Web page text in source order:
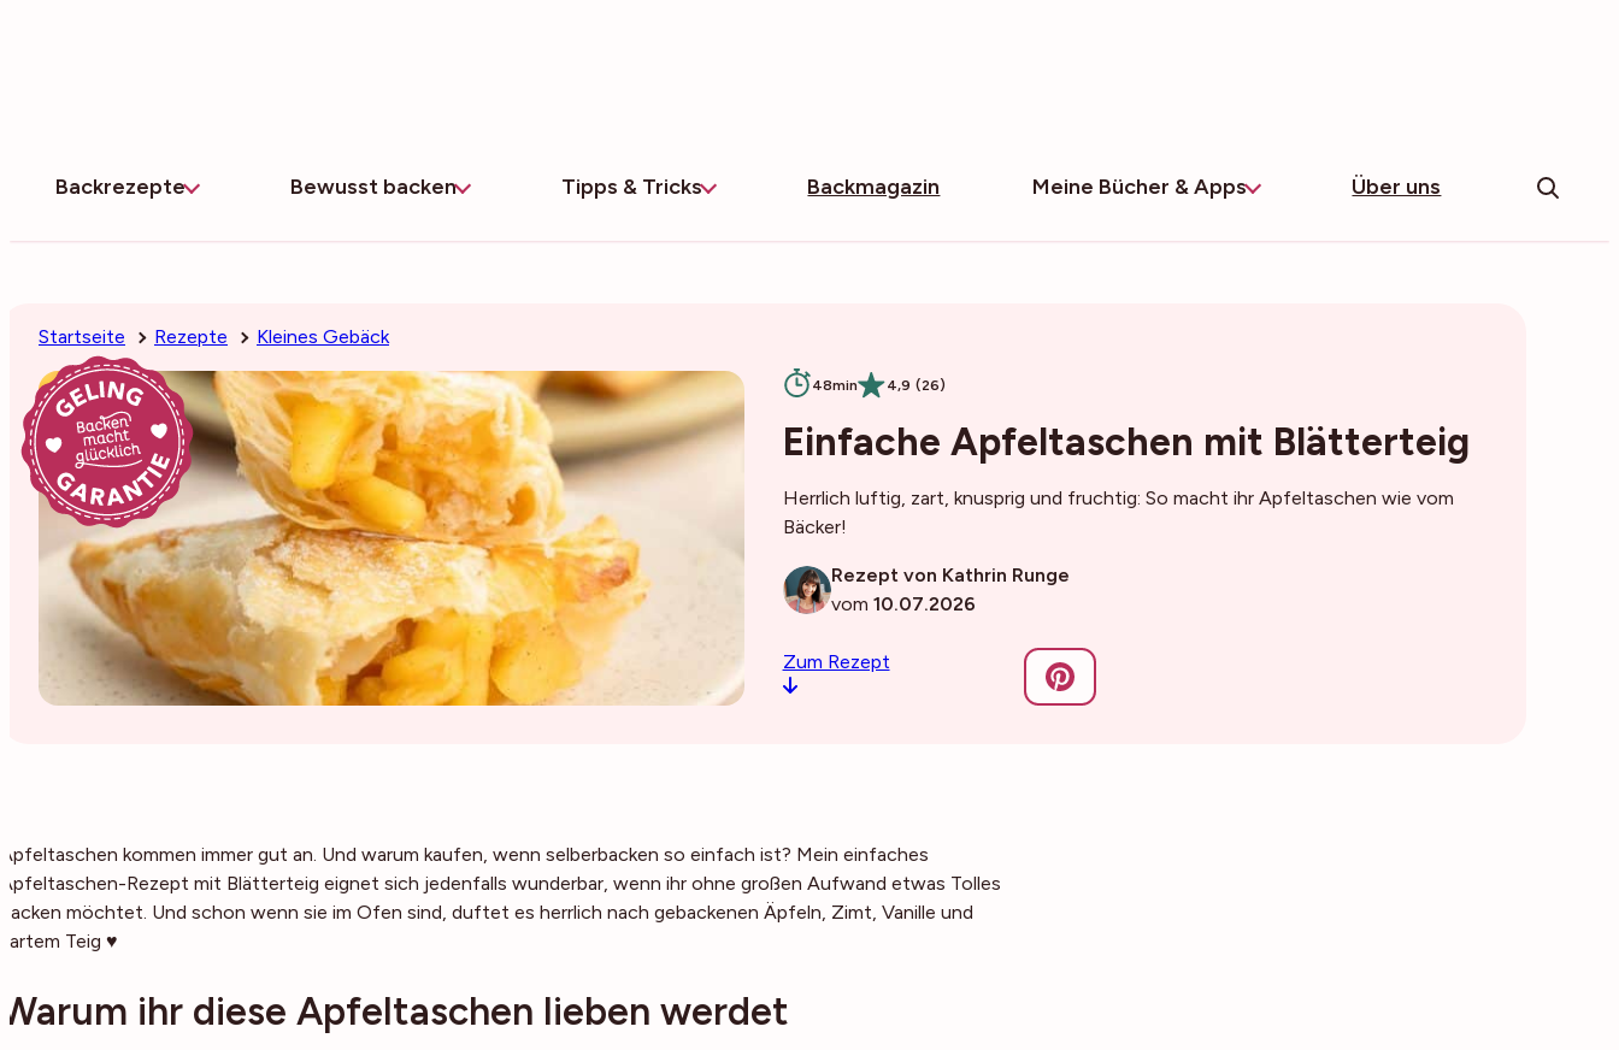
Backrezepte Bewusst backen Tipps & Tricks Backmagazin Meine Bücher & Apps Über uns
Startseite Rezepte Kleines Gebäck
48min 4,9 (26)
Einfache Apfeltaschen mit Blätterteig
Herrlich luftig, zart, knusprig und fruchtig: So macht ihr Apfeltaschen wie vom
Bäcker!
Rezept von Kathrin Runge
vom 10.07.2026
Zum Rezept
Apfeltaschen kommen immer gut an. Und warum kaufen, wenn selberbacken so einfach ist? Mein einfaches
Apfeltaschen-Rezept mit Blätterteig eignet sich jedenfalls wunderbar, wenn ihr ohne großen Aufwand etwas Tolles
backen möchtet. Und schon wenn sie im Ofen sind, duftet es herrlich nach gebackenen Äpfeln, Zimt, Vanille und
zartem Teig ♥
Warum ihr diese Apfeltaschen lieben werdet